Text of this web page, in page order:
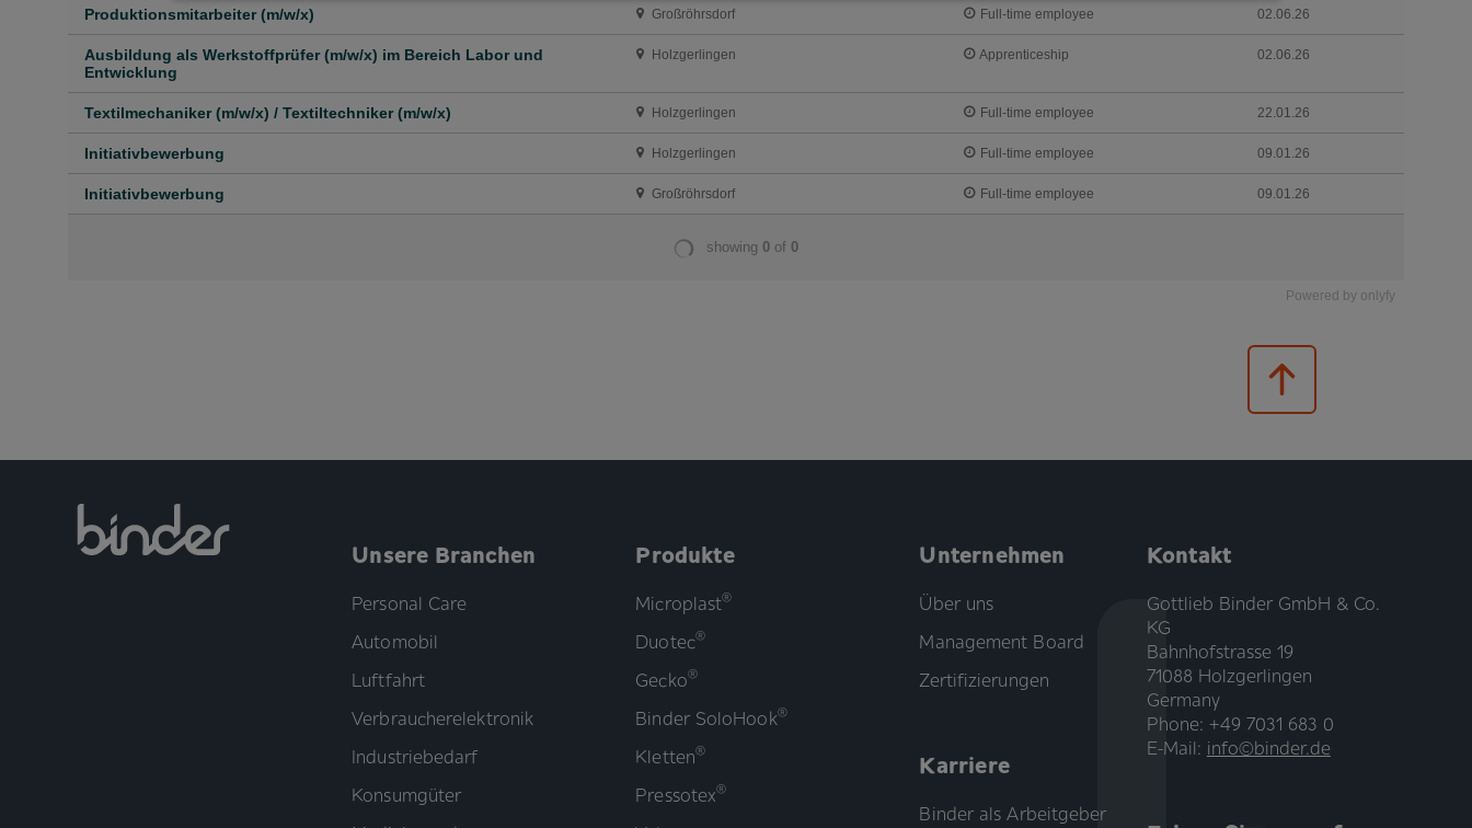
Powered by onlyfy
Unsere Branchen
Personal Care
Automobil
Luftfahrt
Verbraucherelektronik
Industriebedarf
Konsumgüter
Produkte
Microplast®
Duotec®
Gecko®
Binder SoloHook®
Kletten®
Pressotex®
Unternehmen
Über uns
Management Board
Zertifizierungen
Karriere
Binder als Arbeitgeber
Kontakt
Gottlieb Binder GmbH & Co.
KG
Bahnhofstrasse 19
71088 Holzgerlingen
Germany
Phone: +49 7031 683 0
E-Mail: info©binder.de